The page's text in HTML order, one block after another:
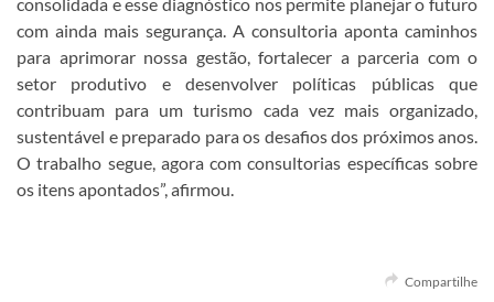
com ainda mais segurança. A consultoria aponta caminhos
para aprimorar nossa gestão, fortalecer a parceria com o
setor produtivo e desenvolver políticas públicas que
contribuam para um turismo cada vez mais organizado,
sustentável e preparado para os desafios dos próximos anos.
O trabalho segue, agora com consultorias específicas sobre
os itens apontados”, afirmou.
Compartilhe